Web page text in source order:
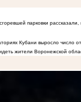
парковки
Кубани выросло число
жители Воронежской